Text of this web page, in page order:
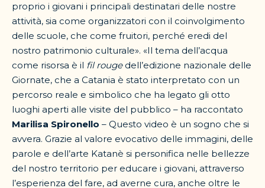
proprio i giovani i principali destinatari delle nostre
attività, sia come organizzatori con il coinvolgimento
delle scuole, che come fruitori, perché eredi del
nostro patrimonio culturale». «Il tema dell’acqua
come risorsa è il fil rougedell’edizione nazionale delle
Giornate, che a Catania è stato interpretato con un
percorso reale e simbolico che ha legato gli otto
luoghi aperti alle visite del pubblico – ha raccontato
Marilisa Spironello – Questo video è un sogno che si
avvera. Grazie al valore evocativo delle immagini, delle
parole e dell’arte Katanè si personifica nelle bellezze
del nostro territorio per educare i giovani, attraverso
l’esperienza del fare, ad averne cura, anche oltre le